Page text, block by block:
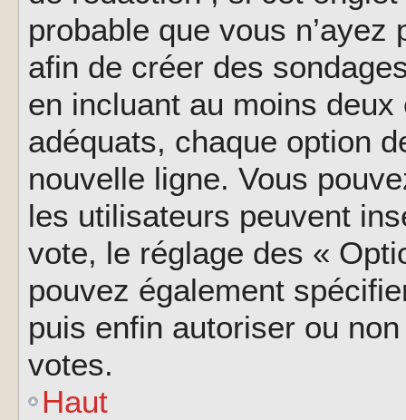
probable que vous
afin de créer des
en incluant au moins
adéquats, chaque option
nouvelle ligne. Vous
les utilisateurs peuvent
vote, le réglage des «
pouvez également
puis enfin autoriser ou
votes.
Haut